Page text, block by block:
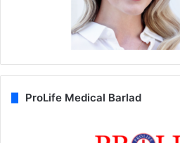
ProLife Medical Barlad